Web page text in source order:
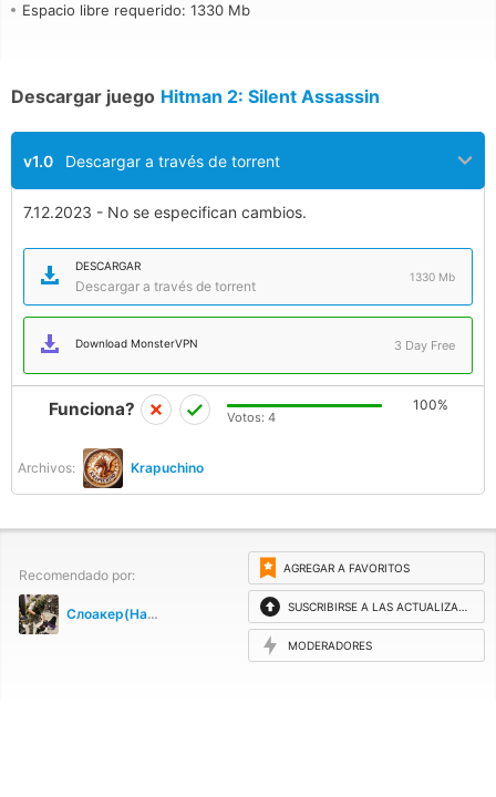
Espacio libre requerido: 1330 Mb
Descargar juego Hitman 2: Silent Assassin
v1.0 Descargar a través de torrent
7.12.2023 - No se especifican cambios.
DESCARGAR
Descargar a través de torrent
1330 Mb
Download MonsterVPN 3 Day Free
Archivos: Krapuchino
Funciona? 100%
Votos: 4
Recomendado por:
Слоакер(Найден мертвым в Подмосковье)
AGREGAR A FAVORITOS
SUSCRIBIRSE A LAS ACTUALIZACIONES
MODERADORES